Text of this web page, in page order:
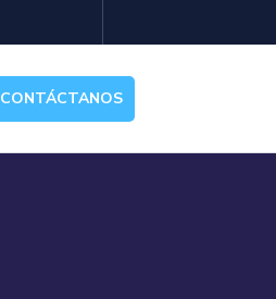
CONTÁCTANOS